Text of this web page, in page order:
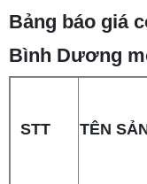
Bảng báo giá
Bình Dương
STT TÊN